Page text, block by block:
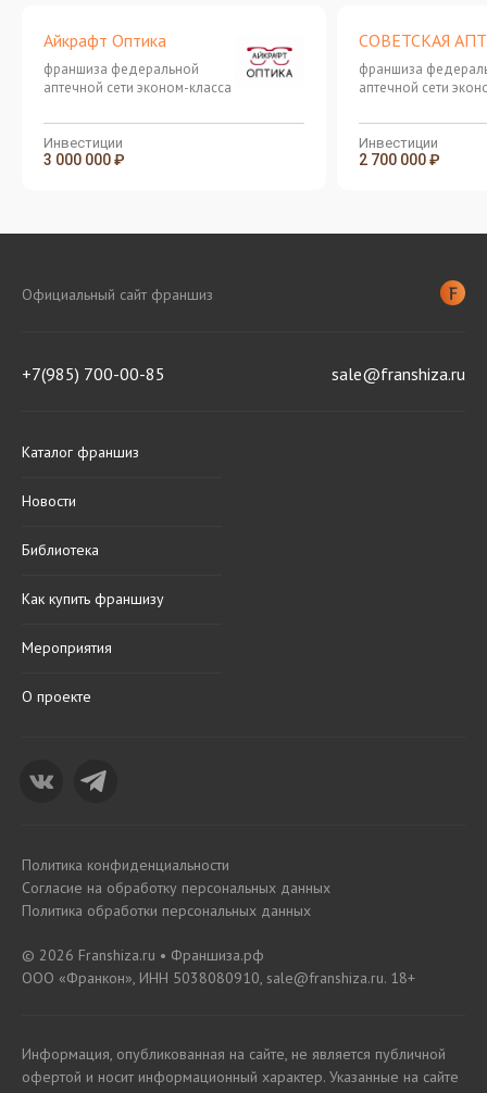
Айкрафт Оптика
франшиза федеральной
аптечной сети эконом-класса
Инвестиции
3 000 000 ₽
СОВЕТСКАЯ
франшиза
аптечной сети
Инвестиции
2 700 000 ₽
Официальный сайт франшиз
+7(985) 700-00-85 sale@franshiza.ru
Каталог франшиз
Новости
Библиотека
Как купить франшизу
Мероприятия
О проекте
Политика конфиденциальности
Согласие на обработку персональных данных
Политика обработки персональных данных
© 2026 Franshiza.ru • Франшиза.рф
ООО «Франкон», ИНН 5038080910, sale@franshiza.ru. 18+
Информация, опубликованная на сайте, не является публичной
офертой и носит информационный характер. Указанные на сайте